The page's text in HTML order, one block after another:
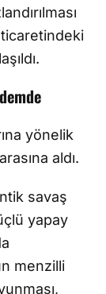
yönelik
aldı.
savaş
yapay
menzilli